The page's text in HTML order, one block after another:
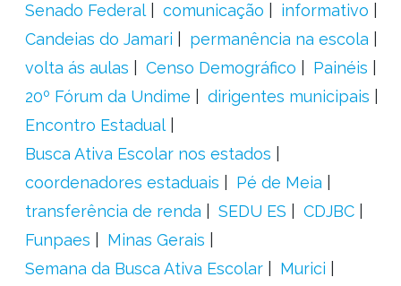
Senado Federal
comunicação
informativo
Candeias do Jamari
permanência na escola
volta ás aulas
Censo Demográfico
Painéis
20º Fórum da Undime
dirigentes municipais
Encontro Estadual
Busca Ativa Escolar nos estados
coordenadores estaduais
Pé de Meia
transferência de renda
SEDU ES
CDJBC
Funpaes
Minas Gerais
Semana da Busca Ativa Escolar
Murici